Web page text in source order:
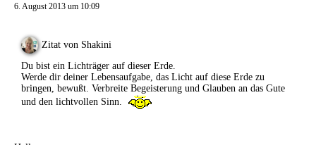
6. August 2013 um 10:09
Zitat von Shakini
Du bist ein Lichträger auf dieser Erde.
Werde dir deiner Lebensaufgabe, das Licht auf diese Erde zu
bringen, bewußt. Verbreite Begeisterung und Glauben an das Gute
und den lichtvollen Sinn.